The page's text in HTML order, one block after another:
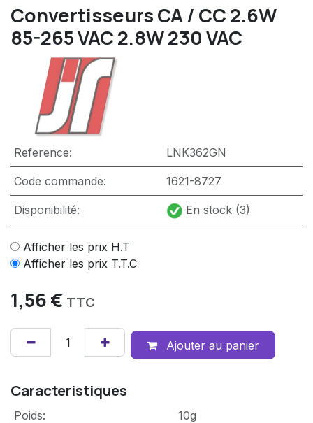
Convertisseurs CA / CC 2.6W
85-265 VAC 2.8W 230 VAC
Reference: LNK362GN
Code commande: 1621-8727
Disponibilité: En stock (3)
Afficher les prix H.T
Afficher les prix T.T.C
1,56€ TTC
Ajouter au panier
Caracteristiques
Poids:
10g